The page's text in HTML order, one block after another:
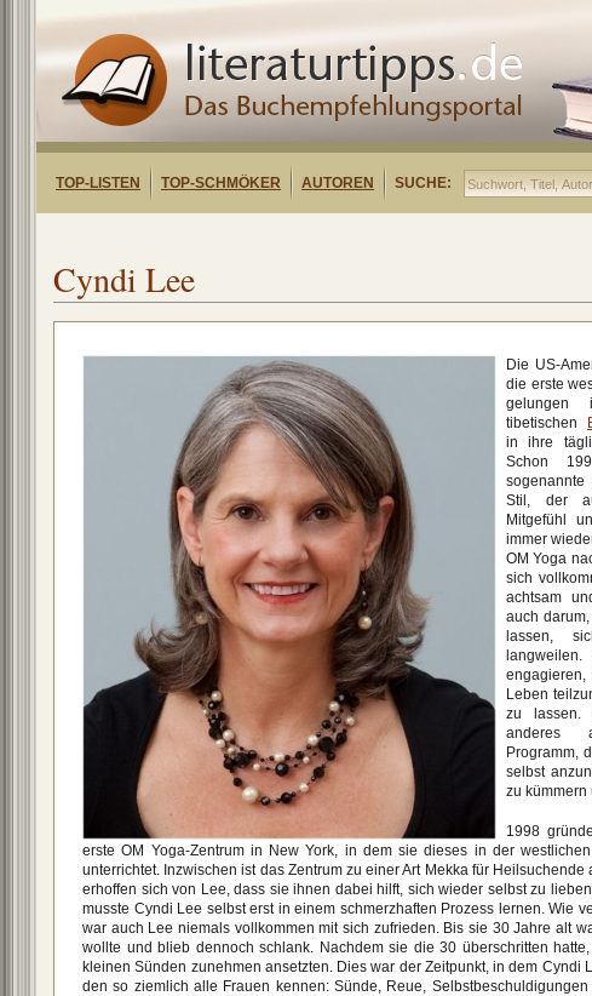
TOP-LISTEN TOP-SCHMÖKER AUTOREN SUCHE:
Cyndi Lee
Die US-
die erste
tibetischen
in ihre
Schon
Stil, der
Mitgefühl
immer
OM Yoga
sich
achtsam
auch
lassen,
Leben
zu lassen.
anderes
Programm,
selbst
zu kümmern
1998
erste OM Yoga-Zentrum in New York, in dem sie dieses in der
unterrichtet. Inzwischen ist das Zentrum zu einer Art Mekka für
erhoffen sich von Lee, dass sie ihnen dabei hilft, sich wieder selbst zu
musste Cyndi Lee selbst erst in einem schmerzhaften Prozess lernen. Wie
war auch Lee niemals vollkommen mit sich zufrieden. Bis sie 30 Jahre alt
wollte und blieb dennoch schlank. Nachdem sie die 30 überschritten
kleinen Sünden zunehmen ansetzten. Dies war der Zeitpunkt, in dem Cyndi
den so ziemlich alle Frauen kennen: Sünde, Reue,